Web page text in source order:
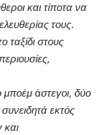
και τίποτα να
τους.
στους
μποέμ άστεγοι, δύο
εκτός
και